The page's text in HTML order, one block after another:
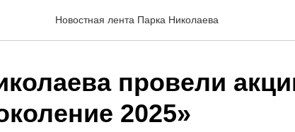
Новостная лента Парка Николаева
провели
2025»